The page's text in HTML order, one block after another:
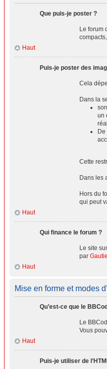
Que puis-je poster ?
Le forum
Haut
Puis-je poster des
Cela
Dans la
un
De
Cette
Dans les
Hors du
qui peut
Haut
Qui finance le forum ?
Le site
par
Haut
Mise en forme et modes
Qu’est-ce que le
Le
Vous
Haut
Puis-je utiliser de